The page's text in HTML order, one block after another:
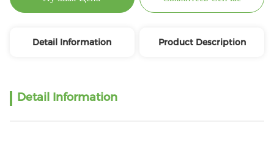
Detail Information Product Description
Detail Information